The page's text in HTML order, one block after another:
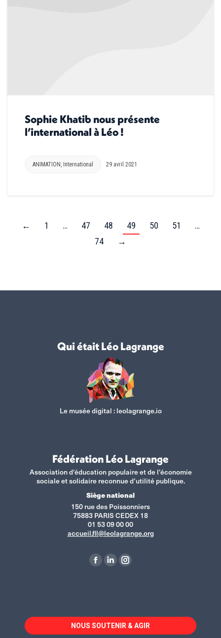
Sophie Khatib nous présente
l’international à Léo !
ANIMATION , International 29 avril 2021
← 1 … 47 48 49 50 51
…
74
→
Qui était Léo Lagrange
Le musée digital :leolagrange.io
Fédération Léo Lagrange
Association d'éducation populaire et de l'économie
sociale et solidaire reconnue d’utilité publique.
Siège national
150 rue des Poissonniers
75883 PARIS CEDEX 18
01 53 09 00 00
accueil.fll@leolagrange.org
La
dans
une
La
dans
une
La
dans
une
NOUS SOUTENIR & AGIR